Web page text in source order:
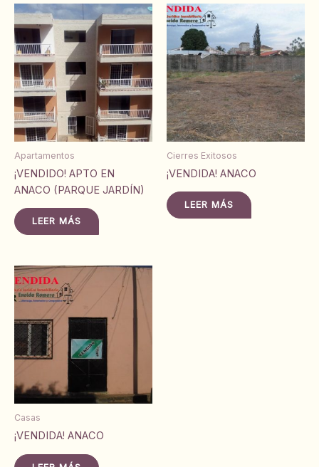
Apartamentos
¡VENDIDO! APTO EN
ANACO (PARQUE JARDÍN)
LEER MÁS
Cierres Exitosos
¡VENDIDA! ANACO
LEER MÁS
Casas
¡VENDIDA! ANACO